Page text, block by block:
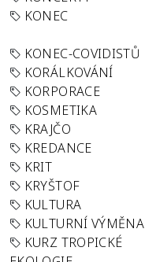
KONEC
KONEC-COVIDISTŮ
KORÁLKOVÁNÍ
KORPORACE
KOSMETIKA
KRAJČO
KREDANCE
KRIT
KRYŠTOF
KULTURA
KULTURNÍ VÝMĚNA
KURZ TROPICKÉ